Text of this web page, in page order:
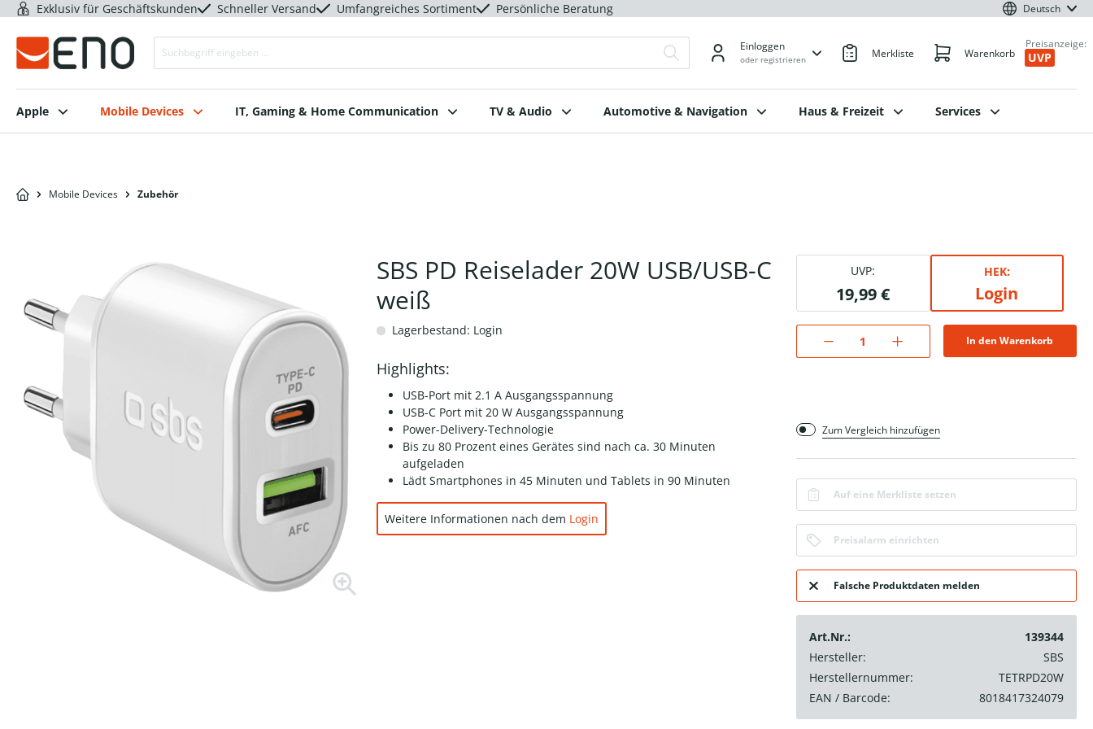
Exklusiv für Geschäftskunden Schneller Versand Umfangreiches Sortiment Persönliche Beratung Deutsch
Einloggen
oder registrieren Merkliste Warenkorb
Preisanzeige:
UVP
Apple Mobile Devices IT, Gaming & Home Communication TV & Audio Automotive & Navigation Haus & Freizeit Services
Mobile Devices Zubehör
SBS PD Reiselader 20W USB/USB-C
weiß
Lagerbestand: Login
Highlights:
USB-Port mit 2.1 A Ausgangsspannung
USB-C Port mit 20 W Ausgangsspannung
Power-Delivery-Technologie
Bis zu 80 Prozent eines Gerätes sind nach ca. 30 Minuten
aufgeladen
Lädt Smartphones in 45 Minuten und Tablets in 90 Minuten
Weitere Informationen nach dem Login
UVP:
19,99 €
HEK:
Login
In den Warenkorb
Zum Vergleich hinzufügen
Auf eine Merkliste setzen
Preisalarm einrichten
Falsche Produktdaten melden
Art.Nr.:
139344
Hersteller:
SBS
Herstellernummer:
TETRPD20W
EAN / Barcode:
8018417324079